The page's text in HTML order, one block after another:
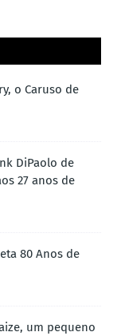
o Caruso de
DiPaolo de
27 anos de
80 Anos de
um pequeno